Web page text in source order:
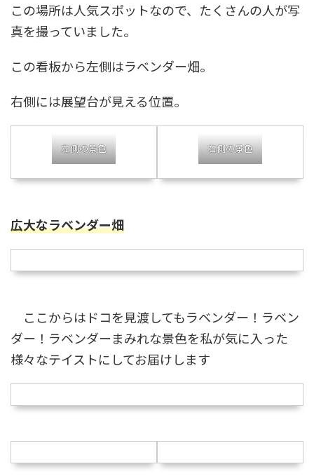
この場所は人気スポットなので、たくさんの人が写
真を撮っていました。
この看板から左側はラベンダー畑。
右側には展望台が見える位置。
左側の景色 右側の景色
広大なラベンダー畑
ここからはドコを見渡してもラベンダー！ラベン
ダー！ラベンダーまみれな景色を私が気に入った
様々なテイストにしてお届けします